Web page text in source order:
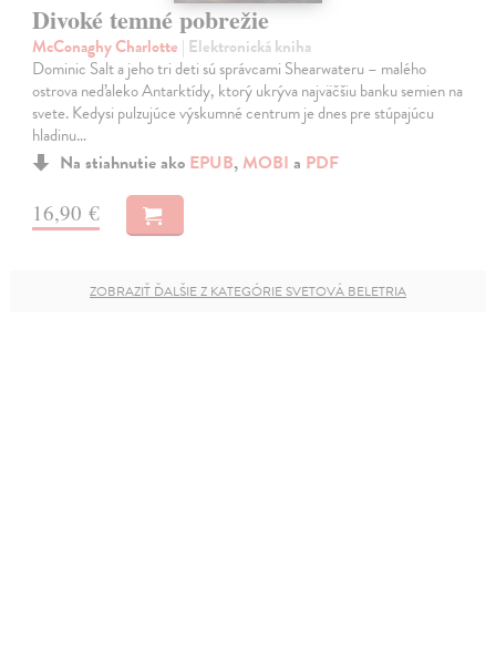
Divoké temné pobrežie
McConaghy Charlotte | Elektronická kniha
Dominic Salt a jeho tri deti sú správcami Shearwateru – malého
ostrova neďaleko Antarktídy, ktorý ukrýva najväčšiu banku semien na
svete. Kedysi pulzujúce výskumné centrum je dnes pre stúpajúcu
hladinu…
Na stiahnutie ako EPUB, MOBI a PDF
16,90 €
ZOBRAZIŤ ĎALŠIE Z KATEGÓRIE SVETOVÁ BELETRIA